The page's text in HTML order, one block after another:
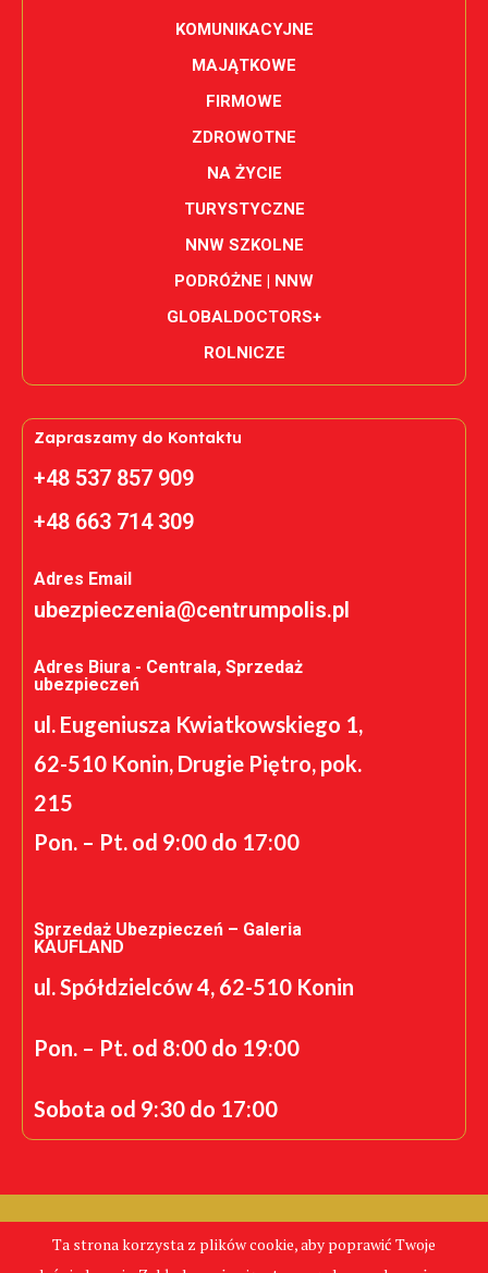
KOMUNIKACYJNE
MAJĄTKOWE
FIRMOWE
ZDROWOTNE
NA ŻYCIE
TURYSTYCZNE
NNW SZKOLNE
PODRÓŻNE | NNW
GLOBALDOCTORS+
ROLNICZE
Zapraszamy do Kontaktu
+48 537 857 909
+48 663 714 309
Adres Email
ubezpieczenia@centrumpolis.pl
Adres Biura - Centrala, Sprzedaż
ubezpieczeń
ul. Eugeniusza Kwiatkowskiego 1,
62-510 Konin, Drugie Piętro, pok.
215
Pon. – Pt. od 9:00 do 17:00
Sprzedaż Ubezpieczeń – Galeria
KAUFLAND
ul. Spółdzielców 4, 62-510 Konin
Pon. – Pt. od 8:00 do 19:00
Sobota od 9:30 do 17:00
CentrumPolis.pl - Tanie Ubezpieczenia © Copyright 2024.
Ta strona korzysta z plików cookie, aby poprawić Twoje